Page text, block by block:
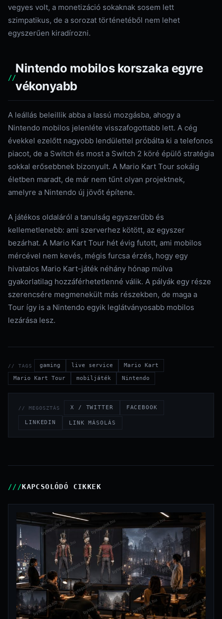
vegyes volt, a monetizáció sokaknak sosem lett
szimpatikus, de a sorozat történetéből nem lehet
egyszerűen kiradírozni.
Nintendo mobilos korszaka egyre
vékonyabb
A leállás beleillik abba a lassú mozgásba, ahogy a
Nintendo mobilos jelenléte visszafogottabb lett. A cég
évekkel ezelőtt nagyobb lendülettel próbálta ki a telefonos
piacot, de a Switch és most a Switch 2 köré épülő stratégia
sokkal erősebbnek bizonyult. A Mario Kart Tour sokáig
életben maradt, de már nem tűnt olyan projektnek,
amelyre a Nintendo új jövőt építene.
A játékos oldaláról a tanulság egyszerűbb és
kellemetlenebb: ami szerverhez kötött, az egyszer
bezárhat. A Mario Kart Tour hét évig futott, ami mobilos
mércével nem kevés, mégis furcsa érzés, hogy egy
hivatalos Mario Kart-játék néhány hónap múlva
gyakorlatilag hozzáférhetetlenné válik. A pályák egy része
szerencsére megmenekült más részekben, de maga a
Tour így is a Nintendo egyik leglátványosabb mobilos
lezárása lesz.
// TAGS gaming live service
Mario Kart
Mario Kart Tour
mobiljáték Nintendo
// MEGOSZTÁS X / TWITTER FACEBOOK
LINKEDIN LINK MÁSOLÁS
KAPCSOLÓDÓ CIKKEK